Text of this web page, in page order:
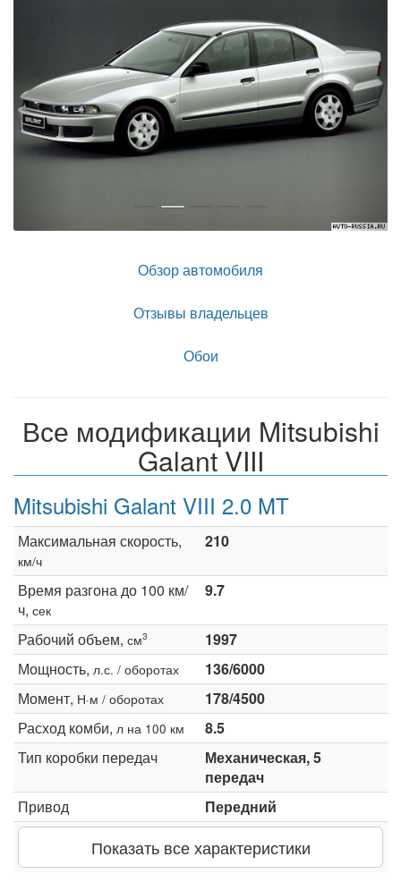
Обзор автомобиля
Отзывы владельцев
Обои
Все модификации Mitsubishi
Galant VIII
Mitsubishi Galant VIII 2.0 MT
Максимальная скорость,
км/ч
210
Время разгона до 100 км/
ч, сек
9.7
Рабочий объем, см3
1997
Мощность, л.с. / оборотах
136/6000
Момент, Н·м / оборотах
178/4500
Расход комби, л на 100 км
8.5
Тип коробки передач
Механическая, 5
передач
Привод
Передний
Показать все характеристики